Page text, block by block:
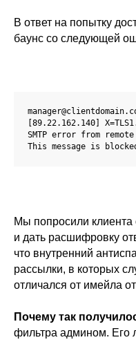
В ответ на попытку
баунс со следующей
[89.22.162.140]
SMTP error from
This message is
Мы попросили клиента
и дать расшифровку
что внутренний
рассылки, в которых
отличался от имейла
Почему так
фильтра админом. Его